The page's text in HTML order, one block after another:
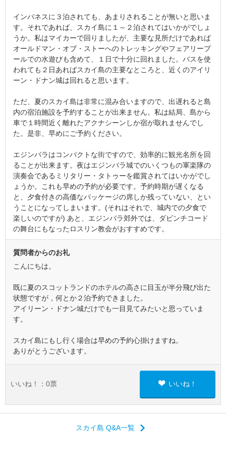
インバネスに３泊されても、あまりされることが無いと思いま
す。それであれば、スカイ島に１～２泊されてはいかがでしょ
うか。私はマイカーで回りましたが、主要な見所だけであれば
オールドマン・オブ・ストーへのトレッキングやフェアリープ
ールでの水遊びも含めて、１日で十分に回れました。バスを使
われても２日あればスカイ島の主要なところと、近くのアイリ
ーン・ドナン城は回れると思います。
ただ、夏のスカイ島は非常に混み合いますので、出遅れると島
内の宿泊施設を予約することが出来ません。私は結局、島から
車で１時間近く離れたアクナシーンしか宿が取れませんでし
た。是非、早めにご予約ください。
エジンバラはコンパクトな街ですので、効率的に観光名所を回
ることが出来ます。夜はエジンバラ城でのいくつもの軍楽隊の
演奏会であるミリタリー・タトゥーを鑑賞されてはいかがでし
ょうか。これも早めの予約が必要です。予約時期が遅くなる
と、夕食付きの高価なパッケージの席しか残っていない、とい
うことになってしまいます。(それはそれで、城内での夕食で
楽しいのですが) あと、エジンバラ郊外では、ダビンチコード
の舞台にもなったロスリン教会がおすすめです。
質問者からのお礼
こんにちは。
既に夏のスコットランドのホテルの高さに目玉が半分飛び出た
状態ですが，何とか２泊予約できました。
アイリーン・ドナン城だけでも一目見てみたいと思っていま
す。
スカイ島にもし行く場合は早めの予約心掛けますね。
ありがとうございます。
いいね！： 0票 いいね！
スカイ島 Q&A一覧